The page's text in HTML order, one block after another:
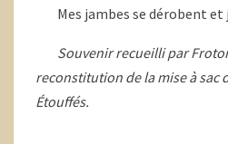
Mes jambes se dérobent et
Souvenir recueilli par
reconstitution de la mise à sac
Étouffés.